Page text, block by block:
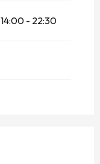
14:00 - 22:30